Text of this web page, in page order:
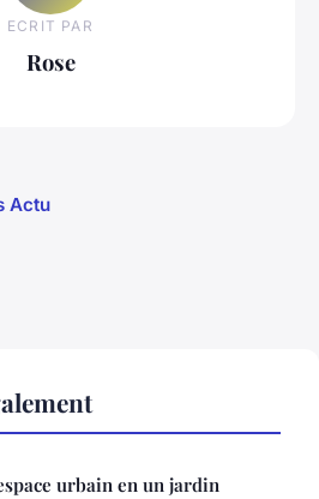
ECRIT PAR
Rose
Actu
urbain en un jardin